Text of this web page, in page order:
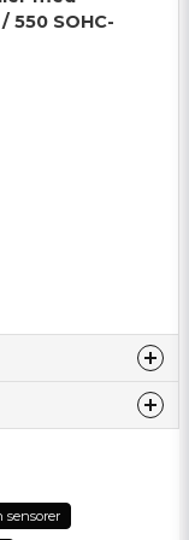
550 SOHC-
sensorer